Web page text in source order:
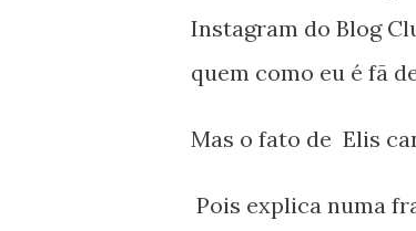
Instagram do Blog
quem como eu é fã
Mas o fato de Elis
Pois explica numa